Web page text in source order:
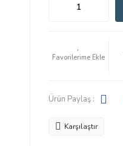
Ürün Paylaş :
Karşılaştır